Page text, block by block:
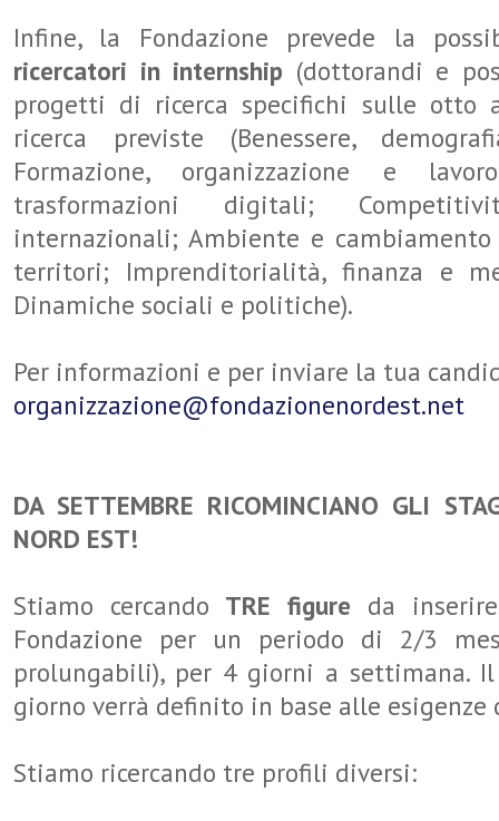
Infine, la Fondazione prevede la
ricercatori in internship (dottorandi e
progetti di ricerca specifichi sulle otto
ricerca previste (Benessere,
Formazione, organizzazione e
trasformazioni digitali;
internazionali; Ambiente e
territori; Imprenditorialità, finanza e
Dinamiche sociali e politiche).
Per informazioni e per inviare la tua
organizzazione@fondazionenordest.net
DA SETTEMBRE RICOMINCIANO GLI
NORD EST!
Stiamo cercando TRE figure da
Fondazione per un periodo di 2/3
prolungabili), per 4 giorni a settimana.
giorno verrà definito in base alle
Stiamo ricercando tre profili diversi: